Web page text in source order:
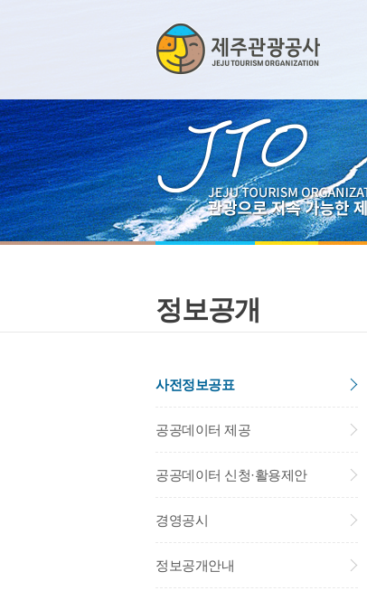
정보공개
사전정보공표
공공데이터 제공
공공데이터 신청·활용제안
경영공시
정보공개안내